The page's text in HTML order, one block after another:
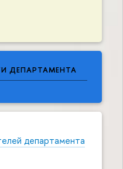
ДЕПАРТАМЕНТА
департамента